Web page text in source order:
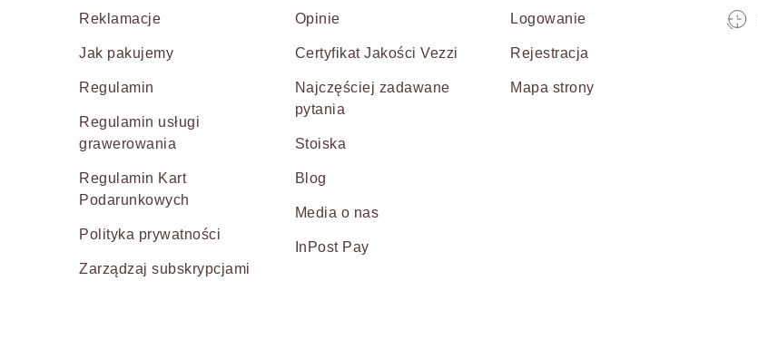
Reklamacje
Jak pakujemy
Regulamin
Regulamin usługi
grawerowania
Regulamin Kart
Podarunkowych
Polityka prywatności
Zarządzaj subskrypcjami
Opinie
Certyfikat Jakości Vezzi
Najczęściej zadawane
pytania
Stoiska
Blog
Media o nas
InPost Pay
Logowanie
Rejestracja
Mapa strony